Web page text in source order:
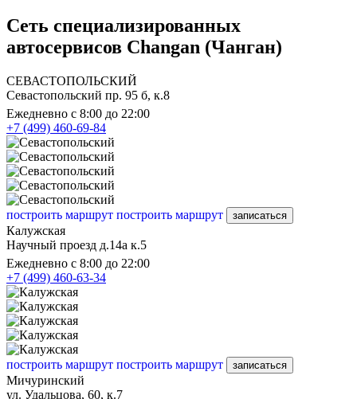
Сеть специализированных
автосервисов Changan (Чанган)
СЕВАСТОПОЛЬСКИЙ
Севастопольский пр. 95 б, к.8
Ежедневно с 8:00 до 22:00
+7 (499) 460-69-84
построить маршрут построить маршрут записаться
Калужская
Научный проезд д.14а к.5
Ежедневно с 8:00 до 22:00
+7 (499) 460-63-34
построить маршрут построить маршрут записаться
Мичуринский
ул. Удальцова, 60, к.7